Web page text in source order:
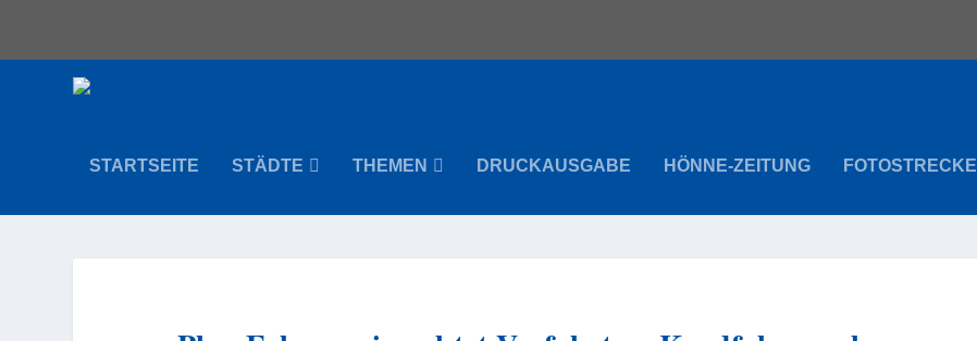
STARTSEITE STÄDTE THEMEN DRUCKAUSGABE HÖNNE-ZEITUNG FOTOSTRECKE